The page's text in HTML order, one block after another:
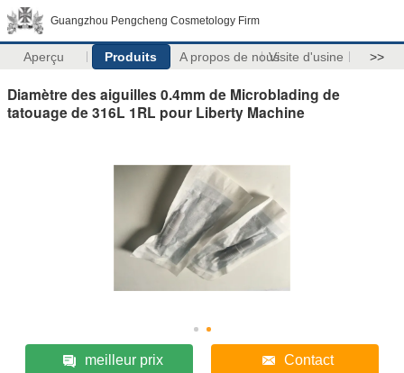
Guangzhou Pengcheng Cosmetology Firm
Aperçu Produits A propos de nousVisite d'usine >>
Diamètre des aiguilles 0.4mm de Microblading de
tatouage de 316L 1RL pour Liberty Machine
meilleur prix Contact